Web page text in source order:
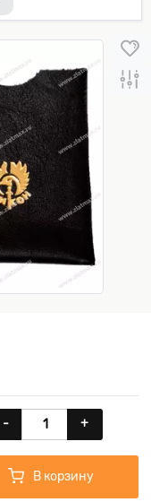
- +
В корзину